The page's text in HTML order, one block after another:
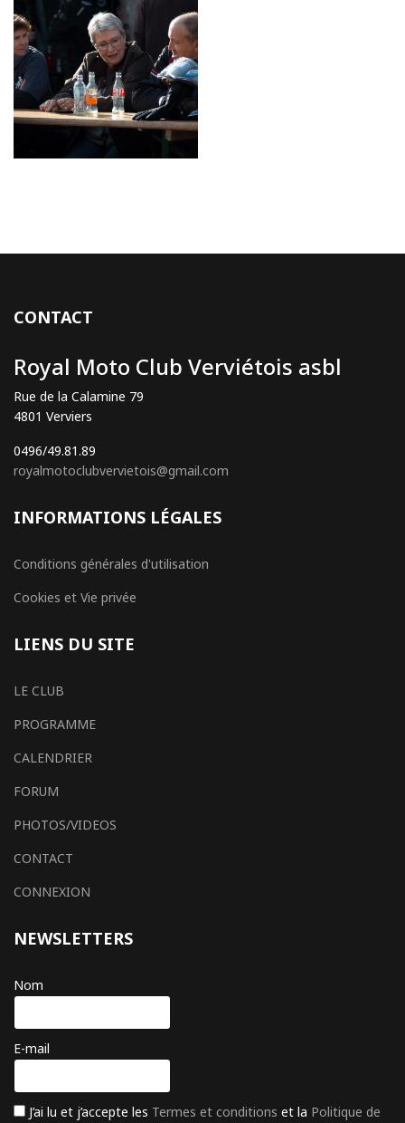
CONTACT
Royal Moto Club Verviétois asbl
Rue de la Calamine 79
4801 Verviers
0496/49.81.89
royalmotoclubvervietois@gmail.com
INFORMATIONS LÉGALES
Conditions générales d'utilisation
Cookies et Vie privée
LIENS DU SITE
LE CLUB
PROGRAMME
CALENDRIER
FORUM
PHOTOS/VIDEOS
CONTACT
CONNEXION
NEWSLETTERS
Nom
E-mail
J’ai lu et j’accepte les Termes et conditions et la Politique de